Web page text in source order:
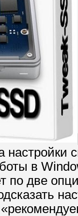
настройки
в
по две